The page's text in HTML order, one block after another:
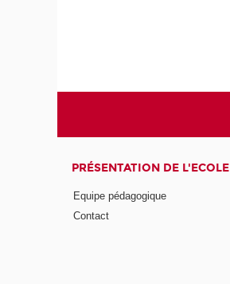
PRÉSENTATION DE L'ECOLE
Equipe pédagogique
Contact